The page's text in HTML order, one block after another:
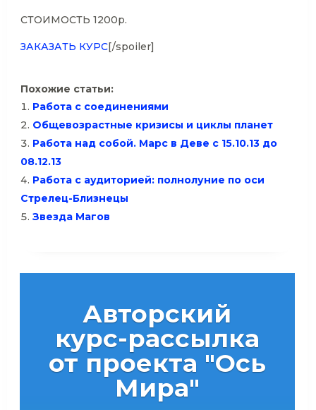
СТОИМОСТЬ 1200р.
ЗАКАЗАТЬ КУРС[/spoiler]
Похожие статьи:
Работа с соединениями
Общевозрастные кризисы и циклы планет
Работа над собой. Марс в Деве с 15.10.13 до
08.12.13
Работа с аудиторией: полнолуние по оси
Стрелец-Близнецы
Звезда Магов
Авторский
курс-рассылка
от проекта "Ось
Мира"